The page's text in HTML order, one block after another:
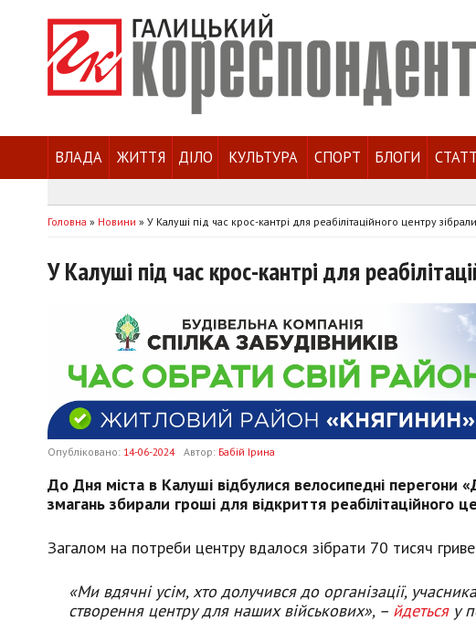
ВЛАДА ЖИТТЯ ДІЛО КУЛЬТУРА СПОРТ БЛОГИ
Головна » Новини » У Калуші під час крос-кантрі для реабілітаційного центру
У Калуші під час крос-кантрі для
Опубліковано: 14-06-2024 Автор: Бабій Ірина
До Дня міста в Калуші відбулися велосипедні
змагань збирали гроші для відкриття реабілітаційного
Загалом на потреби центру вдалося зібрати 70 тисяч
«Ми вдячні усім, хто долучився до організації,
створення центру для наших військових», – йдетьсяу